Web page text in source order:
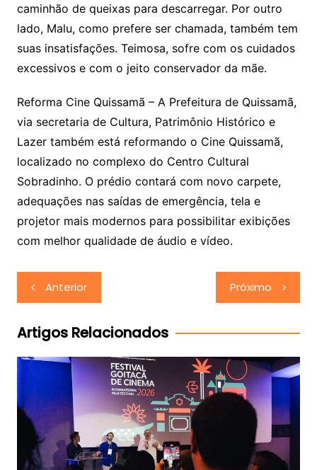
caminhão de queixas para descarregar. Por outro
lado, Malu, como prefere ser chamada, também tem
suas insatisfações. Teimosa, sofre com os cuidados
excessivos e com o jeito conservador da mãe.
Reforma Cine Quissamã – A Prefeitura de Quissamã,
via secretaria de Cultura, Patrimônio Histórico e
Lazer também está reformando o Cine Quissamã,
localizado no complexo do Centro Cultural
Sobradinho. O prédio contará com novo carpete,
adequações nas saídas de emergência, tela e
projetor mais modernos para possibilitar exibições
com melhor qualidade de áudio e vídeo.
Navegação
de
Post
Anterior Próximo
Artigos Relacionados